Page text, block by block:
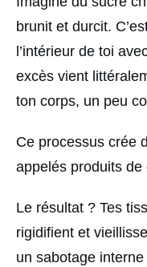
brunit et durcit.
l’intérieur de toi
excès vient
ton corps, un peu
Ce processus crée
appelés produits
Le résultat ? Tes
rigidifient et
un sabotage